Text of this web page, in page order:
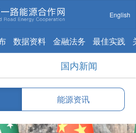
English
数据资料 金融法务 最佳实践
国内新闻
能源资讯